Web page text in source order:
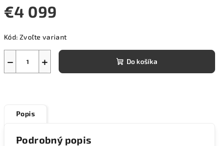
€4 099
cena:
Kód: Zvoľte variant
+
− Do košíka
Popis
Podrobný popis